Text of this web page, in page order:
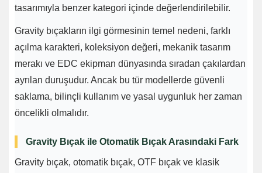
tasarımıyla benzer kategori içinde değerlendirilebilir.
Gravity bıçakların ilgi görmesinin temel nedeni, farklı
açılma karakteri, koleksiyon değeri, mekanik tasarım
merakı ve EDC ekipman dünyasında sıradan çakılardan
ayrılan duruşudur. Ancak bu tür modellerde güvenli
saklama, bilinçli kullanım ve yasal uygunluk her zaman
öncelikli olmalıdır.
Gravity Bıçak ile Otomatik Bıçak Arasındaki Fark
Gravity bıçak, otomatik bıçak, OTF bıçak ve klasik